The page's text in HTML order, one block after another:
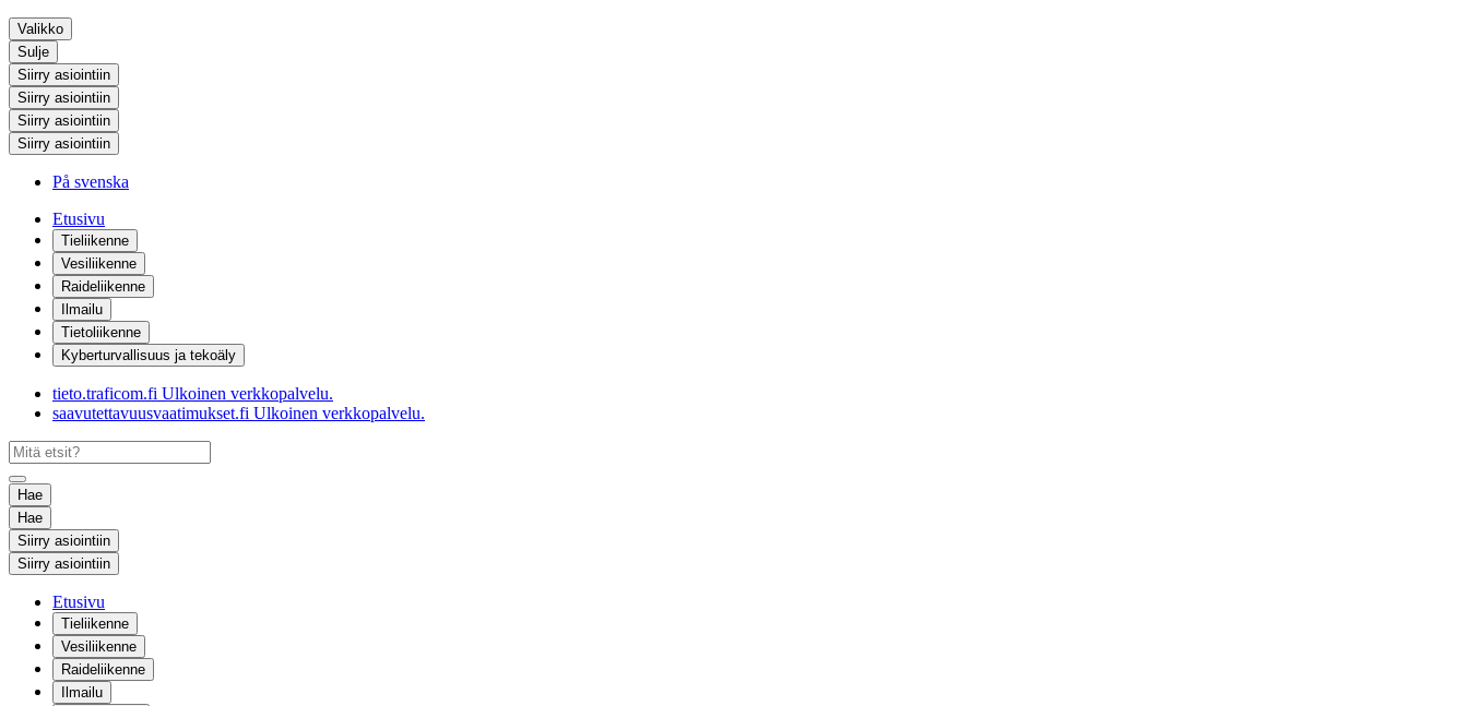
Valikko
Sulje
Siirry asiointiin
Siirry asiointiin
Siirry asiointiin
Siirry asiointiin
På svenska
Etusivu
Tieliikenne
Vesiliikenne
Raideliikenne
Ilmailu
Tietoliikenne
Kyberturvallisuus ja tekoäly
tieto.traficom.fi Ulkoinen verkkopalvelu.
saavutettavuusvaatimukset.fi Ulkoinen verkkopalvelu.
Hae
Hae
Siirry asiointiin
Siirry asiointiin
Etusivu
Tieliikenne
Vesiliikenne
Raideliikenne
Ilmailu